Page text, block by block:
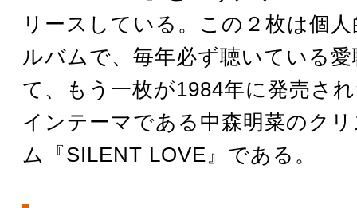
リースしている。この２枚は個
ルバムで、毎年必ず聴いている
て、もう一枚が1984年に発売さ
インテーマである中森明菜のク
ム『SILENT LOVE』である。